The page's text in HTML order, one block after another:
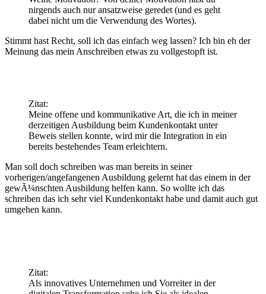
nirgends auch nur ansatzweise geredet (und es geht
dabei nicht um die Verwendung des Wortes).
Stimmt hast Recht, soll ich das einfach weg lassen? Ich bin eh der
Meinung das mein Anschreiben etwas zu vollgestopft ist.
Zitat:
Meine offene und kommunikative Art, die ich in meiner
derzeitigen Ausbildung beim Kundenkontakt unter
Beweis stellen konnte, wird mir die Integration in ein
bereits bestehendes Team erleichtern.
Man soll doch schreiben was man bereits in seiner
vorherigen/angefangenen Ausbildung gelernt hat das einem in der
gewÃ¼nschten Ausbildung helfen kann. So wollte ich das
schreiben das ich sehr viel Kundenkontakt habe und damit auch gut
umgehen kann.
Zitat:
Als innovatives Unternehmen und Vorreiter in der